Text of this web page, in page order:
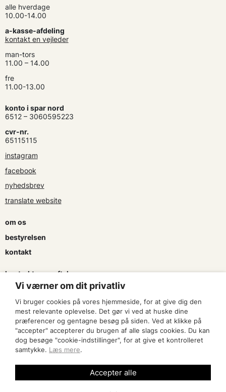
alle hverdage
10.00-14.00
a-kasse-afdeling
kontakt en vejleder
man-tors
11.00 – 14.00
fre
11.00-13.00
konto i spar nord
6512 – 3060595223
cvr-nr.
65115115
instagram
facebook
nyhedsbrev
translate website
om os
bestyrelsen
kontakt
kontrakter og aftaler
søg tilskud
presse & logo
bliv medlem
Vi værner om dit privatliv
Vi bruger cookies på vores hjemmeside, for at give dig den
mest relevante oplevelse. Det gør vi ved at huske dine
præferencer og gentagne besøg på siden. Ved at klikke på
"accepter" accepterer du brugen af alle slags cookies. Du kan
dog besøge "cookie-indstillinger", for at give et kontrolleret
samtykke. Læs mere.
Accepter alle